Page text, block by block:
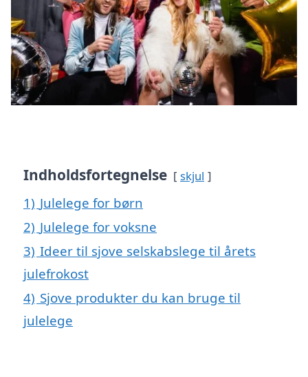
Indholdsfortegnelse skjul
1) Julelege for børn
2) Julelege for voksne
3) Ideer til sjove selskabslege til årets
julefrokost
4) Sjove produkter du kan bruge til
julelege